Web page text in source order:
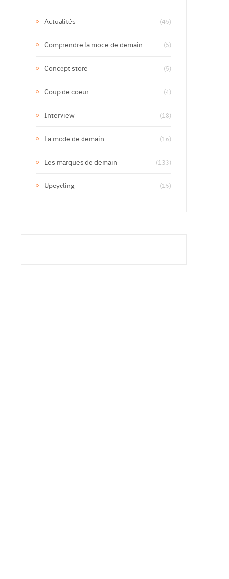
Actualités (45)
Comprendre la mode de demain (5)
Concept store (5)
Coup de coeur (4)
Interview (18)
La mode de demain (16)
Les marques de demain (133)
Upcycling (15)